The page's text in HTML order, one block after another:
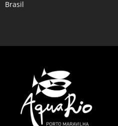
Brasil